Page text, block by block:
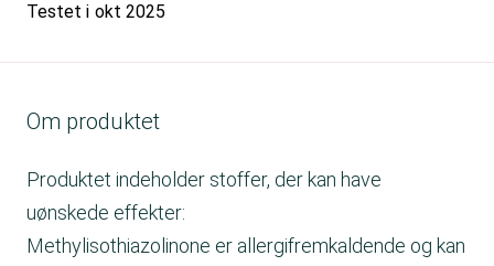
Testet i okt 2025
Om produktet
Produktet indeholder stoffer, der kan have
uønskede effekter:
Methylisothiazolinone er allergifremkaldende og kan